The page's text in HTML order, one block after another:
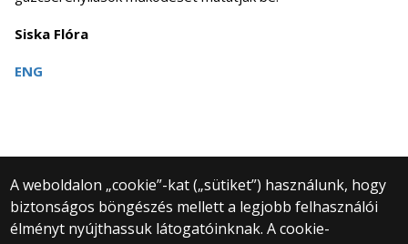
Siska Flóra
ENG
A weboldalon „cookie”-kat („sütiket”) használunk, hogy
biztonságos böngészés mellett a legjobb felhasználói
élményt nyújthassuk látogatóinknak. A cookie-
© 2025 Eötvös Loránd Tudományegyetem
Minden jog fenntartva.